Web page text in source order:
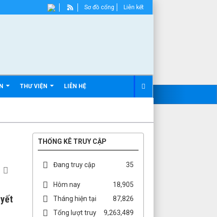
THƯ VIỆN LIÊN HỆ
Sơ đồ cổng Liên kết
THỐNG KÊ TRUY CẬP
Đang truy cập 35
Hôm nay
18,905
Tháng hiện tại
87,826
Tổng lượt truy
9,263,489